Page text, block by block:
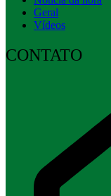
Geral
Vídeos
CONTATO